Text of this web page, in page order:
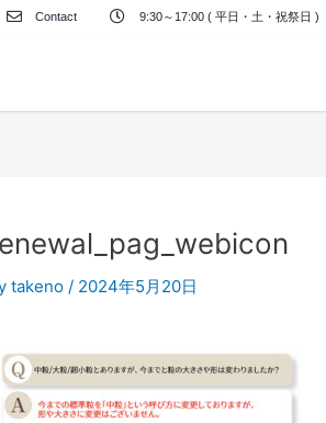
Contact 9:30～17:00 ( 平日・土・祝祭日 )
takeno / 2024年5月20日